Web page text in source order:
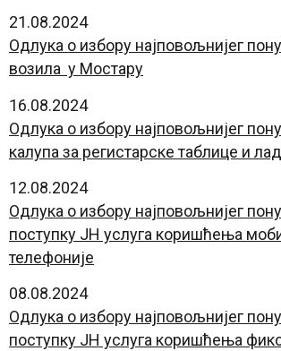
21.08.2024
Oдлука о избору најповољнијег
возила у Мостару
16.08.2024
Oдлука о избору најповољнијег
калупа за регистарске таблице и
12.08.2024
Одлука о избору најповољнијег
поступку ЈН услуга коришћења
телефоније
08.08.2024
Одлука о избору најповољнијег
поступку ЈН услуга коришћења